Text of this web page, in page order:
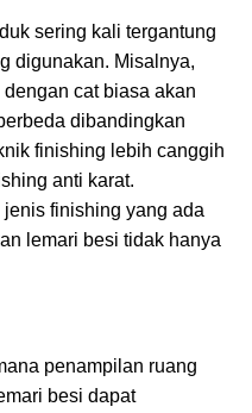
sering kali tergantung
digunakan. Misalnya,
cat biasa akan
dibandingkan
finishing lebih canggih
anti karat.
finishing yang ada
lemari besi tidak hanya
penampilan ruang
besi dapat